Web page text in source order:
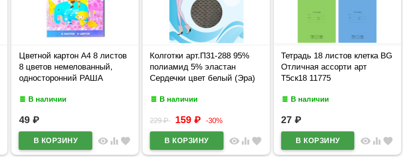
Цветной картон А4 8 листов
8 цветов немелованный,
односторонний РАША
В наличии
49 ₽
visibility equalizer favorite
Колготки арт.П31-288 95%
полиамид 5% эластан
Сердечки цвет белый (Эра)
В наличии
229₽ 159₽ -30%
visibility equalizer favorite
Тетрадь 18 листов клетка BG
Отличная ассорти арт
Т5ск18 11775
В наличии
27₽
visibility equalizer favorite